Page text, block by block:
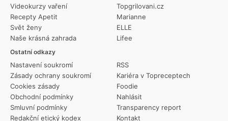
Videokurzy vaření
Recepty Apetit
Svět ženy
Naše krásná zahrada
Ostatní odkazy
Nastavení soukromí
Zásady ochrany soukromí
Cookies zásady
Obchodní podmínky
Smluvní podmínky
Redakční etický kodex
RSS
Kariéra v Topreceptech
Foodie
Nahlásit
Transparency report
Kontakt
Topgrilovani.cz
Marianne
ELLE
Lifee